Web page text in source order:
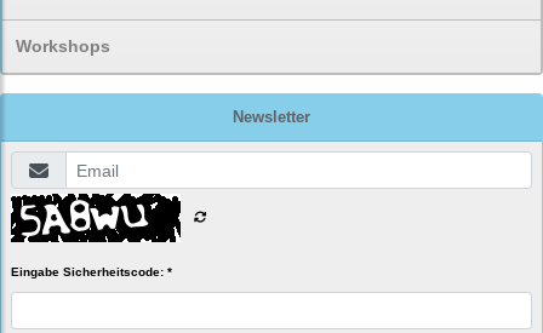
Workshops
Newsletter
Eingabe Sicherheitscode: *